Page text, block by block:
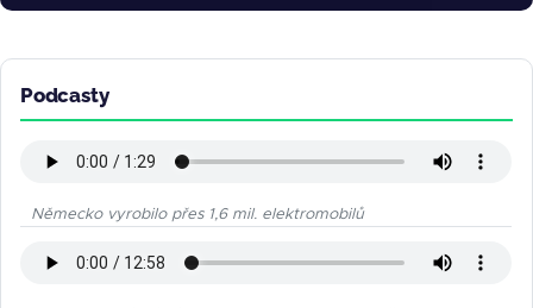
Podcasty
Německo vyrobilo přes 1,6 mil. elektromobilů